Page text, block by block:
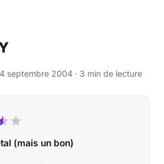
4 septembre 2004 · 3 min de lecture
(mais un bon)